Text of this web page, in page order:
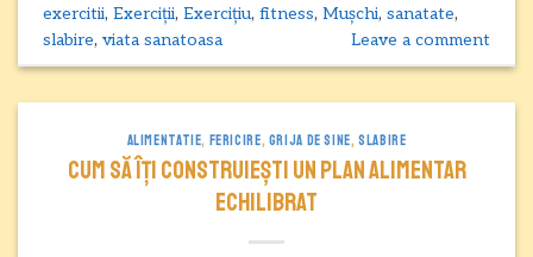
exercitii,Exerciții,Exercițiu,fitness,Mușchi,sanatate,
slabire,viata sanatoasa Leave a comment
ALIMENTATIE, FERICIRE,GRIJA DE SINE,SLABIRE
Cum să îți construiești un plan alimentar
echilibrat